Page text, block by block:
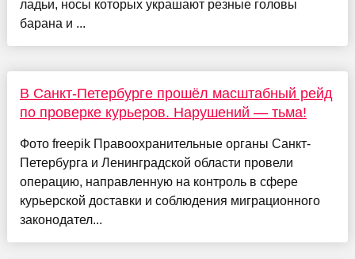
ладьи, носы которых украшают резные головы
барана и ...
В Санкт-Петербурге прошёл масштабный рейд
по проверке курьеров. Нарушений — тьма!
Фото freepik Правоохранительные органы Санкт-
Петербурга и Ленинградской области провели
операцию, направленную на контроль в сфере
курьерской доставки и соблюдения миграционного
законодател...